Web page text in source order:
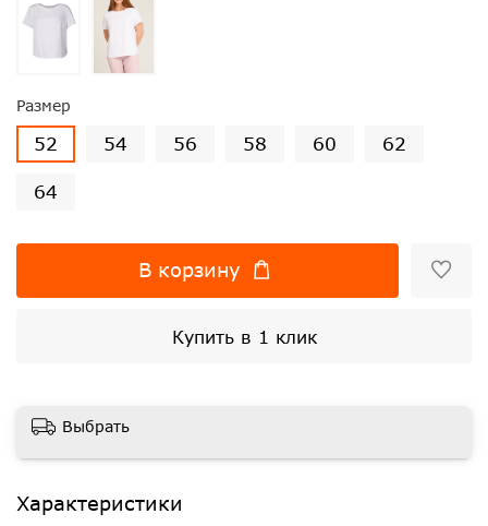
Размер
52 54 56 58 60 62
64
В корзину
Купить в 1 клик
Выбрать
Характеристики